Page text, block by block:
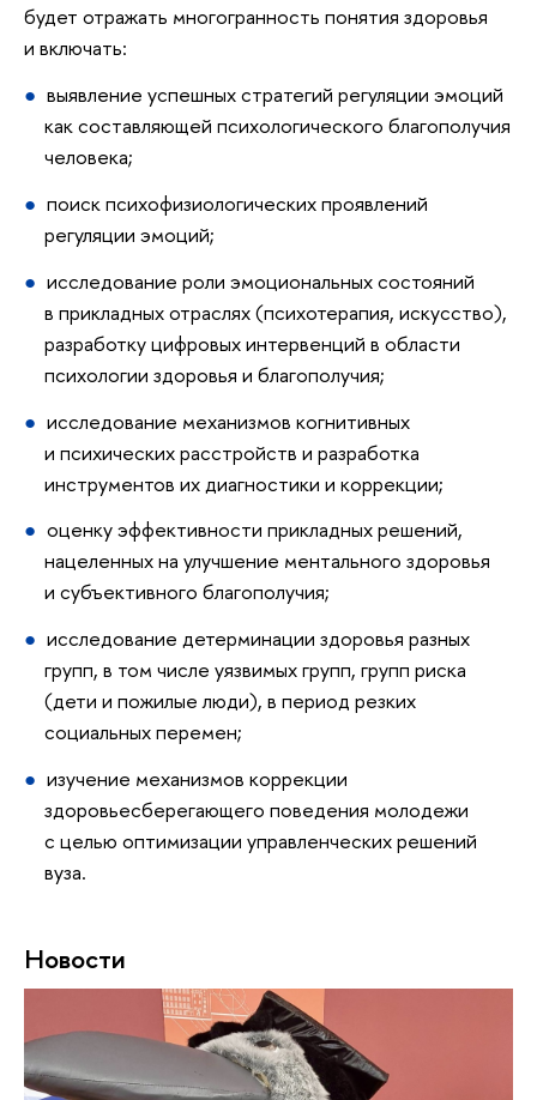
будет отражать многогранность понятия здоровья
и включать:
выявление успешных стратегий регуляции эмоций
как составляющей психологического благополучия
человека;
поиск психофизиологических проявлений
регуляции эмоций;
исследование роли эмоциональных состояний
в прикладных отраслях (психотерапия, искусство),
разработку цифровых интервенций в области
психологии здоровья и благополучия;
исследование механизмов когнитивных
и психических расстройств и разработка
инструментов их диагностики и коррекции;
оценку эффективности прикладных решений,
нацеленных на улучшение ментального здоровья
и субъективного благополучия;
исследование детерминации здоровья разных
групп, в том числе уязвимых групп, групп риска
(дети и пожилые люди), в период резких
социальных перемен;
изучение механизмов коррекции
здоровьесберегающего поведения молодежи
с целью оптимизации управленческих решений
вуза.
Новости